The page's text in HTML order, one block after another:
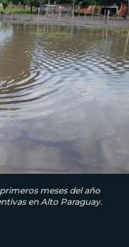
meses del año
en Alto Paraguay.